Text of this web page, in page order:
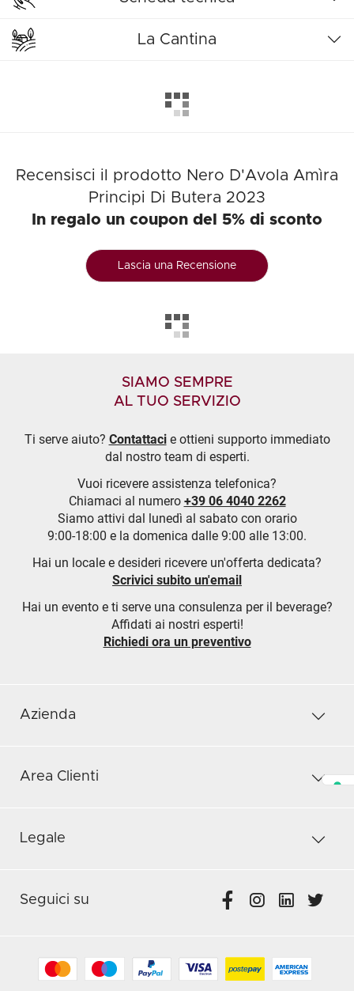
La Cantina
Recensisci il prodotto Nero D'Avola Amìra
Principi Di Butera 2023
In regalo un coupon del 5% di sconto
Lascia una Recensione
SIAMO SEMPRE
AL TUO SERVIZIO
Ti serve aiuto? Contattacie ottieni supporto immediato
dal nostro team di esperti.
Vuoi ricevere assistenza telefonica?
Chiamaci al numero +39 06 4040 2262
Siamo attivi dal lunedì al sabato con orario
9:00-18:00 e la domenica dalle 9:00 alle 13:00.
Hai un locale e desideri ricevere un'offerta dedicata?
Scrivici subito un'email
Hai un evento e ti serve una consulenza per il beverage?
Affidati ai nostri esperti!
Richiedi ora un preventivo
Azienda
Area Clienti
Legale
Seguici su